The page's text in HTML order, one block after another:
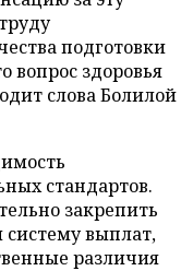
подготовки
вопрос здоровья
слова Болилой
стандартов.
закрепить
выплат,
различия